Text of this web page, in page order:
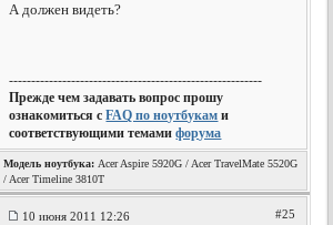
А должен видеть?
---------------------------------------------------------
Прежде чем задавать вопрос прошу
ознакомиться сFAQ по ноутбукам и
соответствующими темамифорума
Модель ноутбука: Acer Aspire 5920G / Acer TravelMate 5520G
/ Acer Timeline 3810T
10 июня 2011 12:26 #25